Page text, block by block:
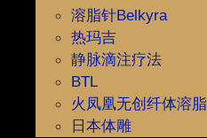
溶脂针Belkyra
热玛吉
静脉滴注疗法
BTL
火凤凰无创纤体溶脂
日本体雕